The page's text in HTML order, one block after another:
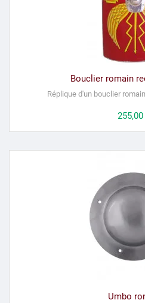
Bouclier romain
Réplique d'un bouclier
Prix
255,00
Umbo